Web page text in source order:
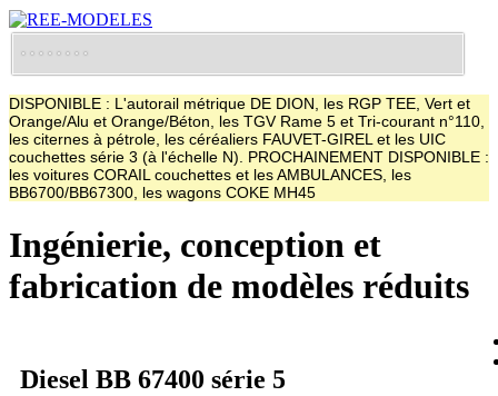
DISPONIBLE : L'autorail métrique DE DION, les RGP TEE, Vert et
Orange/Alu et Orange/Béton, les TGV Rame 5 et Tri-courant n°110,
les citernes à pétrole, les céréaliers FAUVET-GIREL et les UIC
couchettes série 3 (à l'échelle N). PROCHAINEMENT DISPONIBLE :
les voitures CORAIL couchettes et les AMBULANCES, les
BB6700/BB67300, les wagons COKE MH45
Ingénierie, conception et
fabrication de modèles réduits
Diesel BB 67400 série 5